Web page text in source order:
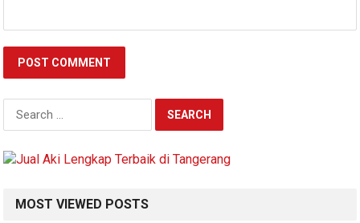
r
MOST VIEWED POSTS